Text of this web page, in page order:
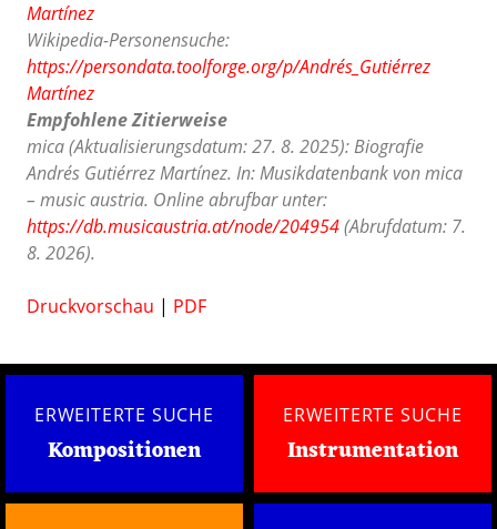
Martínez
Wikipedia-Personensuche:
https://persondata.toolforge.org/p/Andrés_Gutiérrez
Martínez
Empfohlene Zitierweise
mica (Aktualisierungsdatum: 27. 8. 2025): Biografie
Andrés Gutiérrez Martínez. In: Musikdatenbank von mica
– music austria. Online abrufbar unter:
https://db.musicaustria.at/node/204954(Abrufdatum: 7.
8. 2026).
Druckvorschau | PDF
ERWEITERTE SUCHE
Kompositionen
ERWEITERTE SUCHE
Instrumentation